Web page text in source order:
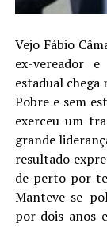
Vejo Fábio
ex-vereador
estadual
Pobre e sem
exerceu um
grande
resultado
de perto por
Manteve-se
por dois anos